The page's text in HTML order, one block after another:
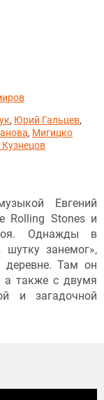
, Юрий Гальцев,
, Мигицко
Евгений
Rolling Stones и
Однажды в
занемог»,
деревне. Там он
а также с двумя
и загадочной